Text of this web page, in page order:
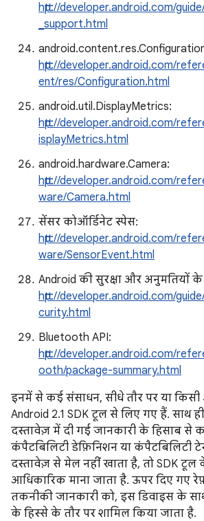
http://developer.android.com/
_support.html
http://developer.android.com/
ent/res/Configuration.html
android.util.DisplayMetrics:
http://developer.android.com/
isplayMetrics.html
android.hardware.Camera:
http://developer.android.com/
ware/Camera.html
सेंसर कोऑर्डिनेट स्पेस:
http://developer.android.com/
ware/SensorEvent.html
Android की सुरक्षा और अनुमतियों के
http://developer.android.com/
curity.html
Bluetooth API:
http://developer.android.com/
ooth/package-summary.html
इनमें से कई संसाधन, सीधे तौर पर या
Android 2.1 SDK टूल से लिए गए हैं. साथ
दस्तावेज़ में दी गई जानकारी के हिसाब से
कंपैटबिलिटी डेफ़िनिशन या कंपैटबिलिटी
दस्तावेज़ से मेल नहीं खाता है, तो SDK टूल
आधिकारिक माना जाता है. ऊपर दिए गए
तकनीकी जानकारी को, इस डिवाइस के
के हिस्से के तौर पर शामिल किया जाता है.